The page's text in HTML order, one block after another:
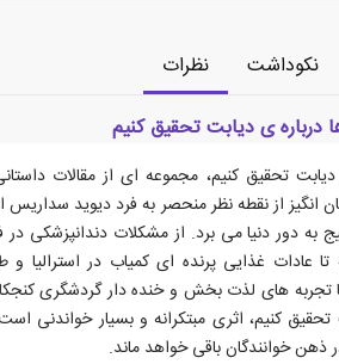
نکوداشت
نظرات
درباره ی دیابت تحقیق کنیم
دیابت تحقیق کنیم، مجموعه ای از مقالات
انگیز از نقطه نظر منحصر به فرد دیوید سداریس
دور دنیا می برد. از مشکلات دندانپزشکی
عادات غذایی پرنده ای کمیاب در استرالیا
تجربه های لذت بخش و خنده دار گردشگری
تحقیق کنیم، اثری مبتکرانه و بسیار خواندنی
ذهن خوانندگان باقی خواهد ماند.